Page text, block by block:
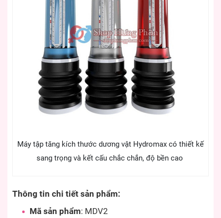
Máy tập tăng kích thước dương vật Hydromax có thiết kế
sang trọng và kết cấu chắc chắn, độ bền cao
Thông tin chi tiết sản phẩm:
Mã sản phẩm: MDV2